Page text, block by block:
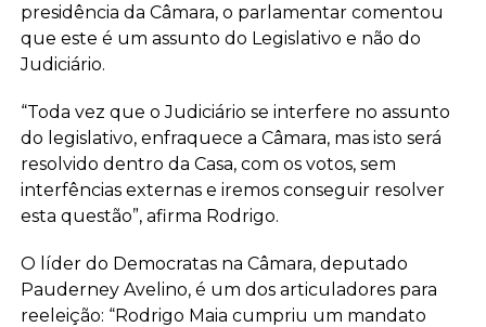
presidência da Câmara, o parlamentar comentou
que este é um assunto do Legislativo e não do
Judiciário.
“Toda vez que o Judiciário se interfere no assunto
do legislativo, enfraquece a Câmara, mas isto será
resolvido dentro da Casa, com os votos, sem
interfências externas e iremos conseguir resolver
esta questão”, afirma Rodrigo.
O líder do Democratas na Câmara, deputado
Pauderney Avelino, é um dos articuladores para
reeleição: “Rodrigo Maia cumpriu um mandato